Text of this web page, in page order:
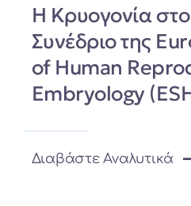
Η Κρυογονία
Συνέδριο της
of Human
Embryology
Διαβάστε Αναλυτικά